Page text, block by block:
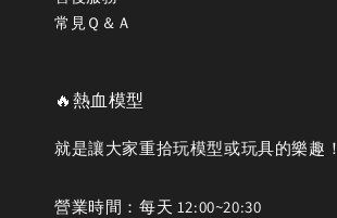
常見Ｑ＆Ａ
🔥熱血模型
就是讓大家重拾玩模型或玩具的樂趣！
營業時間：每天 12:00~20:30